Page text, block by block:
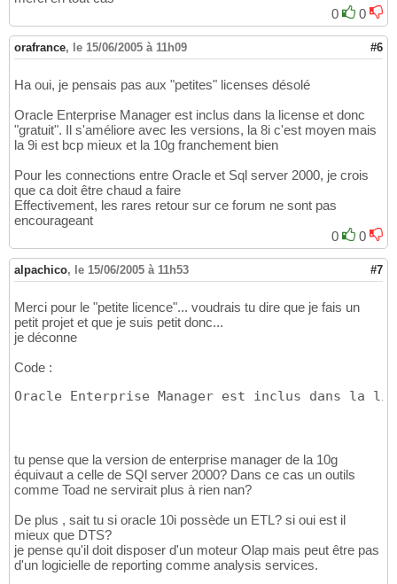
0
0
orafrance, le 15/06/2005 à 11h09 #6
Ha oui, je pensais pas aux "petites" licenses désolé
Oracle Enterprise Manager est inclus dans la license et donc
"gratuit". Il s'améliore avec les versions, la 8i c'est moyen mais
la 9i est bcp mieux et la 10g franchement bien
Pour les connections entre Oracle et Sql server 2000, je crois
que ca doit être chaud a faire
Effectivement, les rares retour sur ce forum ne sont pas
encourageant
0
0
alpachico, le 15/06/2005 à 11h53 #7
Merci pour le "petite licence"... voudrais tu dire que je fais un
petit projet et que je suis petit donc...
je déconne
Code :
Oracle Enterprise Manager est inclus dans la
tu pense que la version de enterprise manager de la 10g
équivaut a celle de SQl server 2000? Dans ce cas un outils
comme Toad ne servirait plus à rien nan?
De plus , sait tu si oracle 10i possède un ETL? si oui est il
mieux que DTS?
je pense qu'il doit disposer d'un moteur Olap mais peut être pas
d'un logicielle de reporting comme analysis services.